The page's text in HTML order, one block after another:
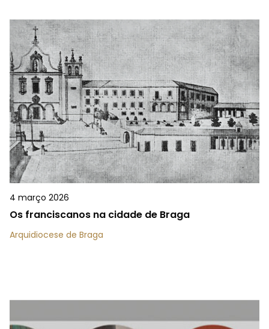
4 março 2026
Os franciscanos na cidade de Braga
Arquidiocese de Braga